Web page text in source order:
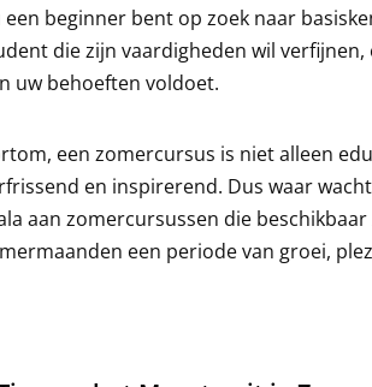
een beginner bent op zoek naar
die zijn vaardigheden wil
uw behoeften voldoet.
een zomercursus is niet alleen
en inspirerend. Dus waar
aan zomercursussen die
een periode van groei,